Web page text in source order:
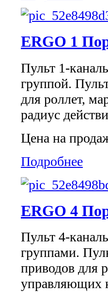
ERGO 1
Пульт 1-
группой.
для роллет,
радиус
Цена на
Подробнее
ERGO 4
Пульт 4-
группами.
приводов для
управляющих